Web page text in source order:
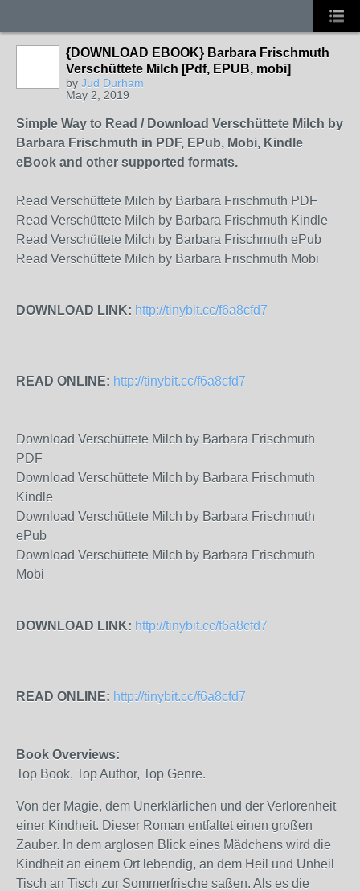
{DOWNLOAD EBOOK} Barbara Frischmuth
Verschüttete Milch [Pdf, EPUB, mobi]
by Jud Durham
May 2, 2019
Simple Way to Read / Download Verschüttete Milch by
Barbara Frischmuth in PDF, EPub, Mobi, Kindle
eBook and other supported formats.
Read Verschüttete Milch by Barbara Frischmuth PDF
Read Verschüttete Milch by Barbara Frischmuth Kindle
Read Verschüttete Milch by Barbara Frischmuth ePub
Read Verschüttete Milch by Barbara Frischmuth Mobi
DOWNLOAD LINK: http://tinybit.cc/f6a8cfd7
READ ONLINE: http://tinybit.cc/f6a8cfd7
Download Verschüttete Milch by Barbara Frischmuth
PDF
Download Verschüttete Milch by Barbara Frischmuth
Kindle
Download Verschüttete Milch by Barbara Frischmuth
ePub
Download Verschüttete Milch by Barbara Frischmuth
Mobi
DOWNLOAD LINK: http://tinybit.cc/f6a8cfd7
READ ONLINE: http://tinybit.cc/f6a8cfd7
Book Overviews:
Top Book, Top Author, Top Genre.
Von der Magie, dem Unerklärlichen und der Verlorenheit
einer Kindheit. Dieser Roman entfaltet einen großen
Zauber. In dem arglosen Blick eines Mädchens wird die
Kindheit an einem Ort lebendig, an dem Heil und Unheil
Tisch an Tisch zur Sommerfrische saßen. Als es die